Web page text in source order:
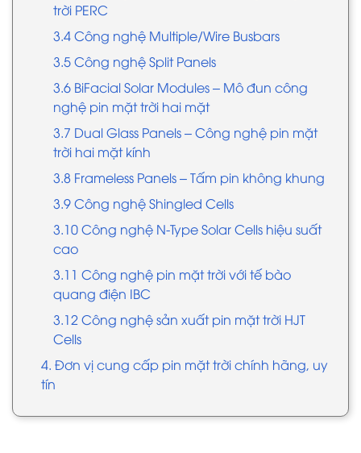
trời PERC
3.4 Công nghệ Multiple/Wire Busbars
3.5 Công nghệ Split Panels
3.6 BiFacial Solar Modules – Mô đun công
nghệ pin mặt trời hai mặt
3.7 Dual Glass Panels – Công nghệ pin mặt
trời hai mặt kính
3.8 Frameless Panels – Tấm pin không khung
3.9 Công nghệ Shingled Cells
3.10 Công nghệ N-Type Solar Cells hiệu suất
cao
3.11 Công nghệ pin mặt trời với tế bào
quang điện IBC
3.12 Công nghệ sản xuất pin mặt trời HJT
Cells
4. Đơn vị cung cấp pin mặt trời chính hãng, uy
tín